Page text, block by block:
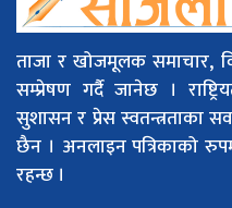
ताजा र खोजमूलक समाचार,
सम्प्रेषण गर्दै जानेछ ।
सुशासन र प्रेस स्वतन्त्रताका
छैन । अनलाइन पत्रिकाको
रहन्छ ।